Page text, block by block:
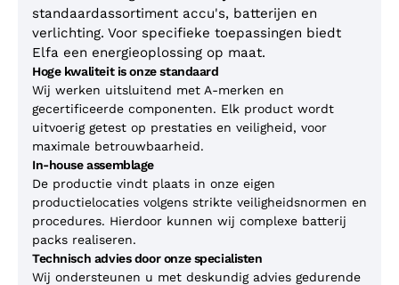
standaardassortiment accu's, batterijen en
verlichting. Voor specifieke toepassingen biedt
Elfa een energieoplossing op maat.
Hoge kwaliteit is onze standaard
Wij werken uitsluitend met A-merken en
gecertificeerde componenten. Elk product wordt
uitvoerig getest op prestaties en veiligheid, voor
maximale betrouwbaarheid.
In-house assemblage
De productie vindt plaats in onze eigen
productielocaties volgens strikte veiligheidsnormen en
procedures. Hierdoor kunnen wij complexe batterij
packs realiseren.
Technisch advies door onze specialisten
Wij ondersteunen u met deskundig advies gedurende